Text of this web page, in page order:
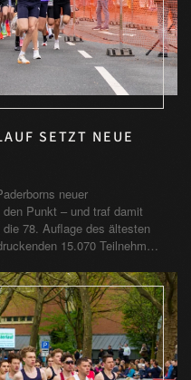
SETZT NEUE
neuer
Punkt – und traf damit
78. Auflage des ältesten
15.070 Teilnehm…